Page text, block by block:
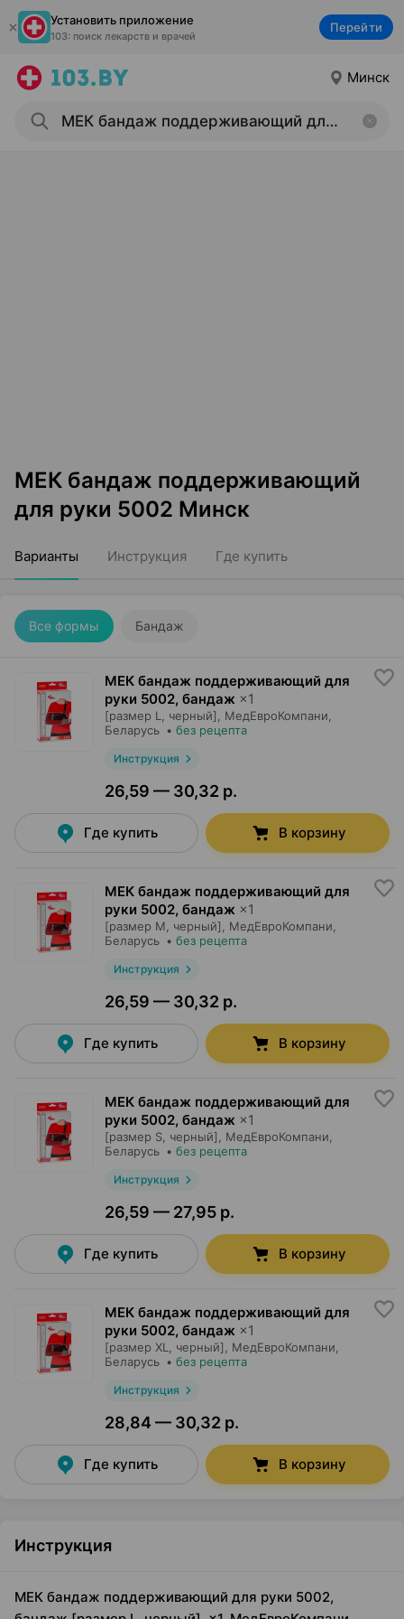
Установить приложение
103: поиск лекарств и врачей
Перейти
Минск
МЕК бандаж поддерживающий
для руки 5002 Минск
Варианты Инструкция Где купить
Все формы Бандаж
МЕК бандаж поддерживающий для
руки 5002, бандаж ×1
[размер L, черный], МедЕвроКомпани
Беларусь • без рецепта
Инструкция
26,59 — 30,32 р.
Где купить В корзину
МЕК бандаж поддерживающий для
руки 5002, бандаж ×1
[размер M, черный], МедЕвроКомпани
Беларусь • без рецепта
Инструкция
26,59 — 30,32 р.
Где купить В корзину
МЕК бандаж поддерживающий для
руки 5002, бандаж ×1
[размер S, черный], МедЕвроКомпани
Беларусь • без рецепта
Инструкция
26,59 — 27,95 р.
Где купить В корзину
МЕК бандаж поддерживающий для
руки 5002, бандаж ×1
[размер XL, черный], МедЕвроКомпани
Беларусь • без рецепта
Инструкция
28,84 — 30,32 р.
Где купить В корзину
Инструкция
МЕК бандаж поддерживающий для руки 5002,